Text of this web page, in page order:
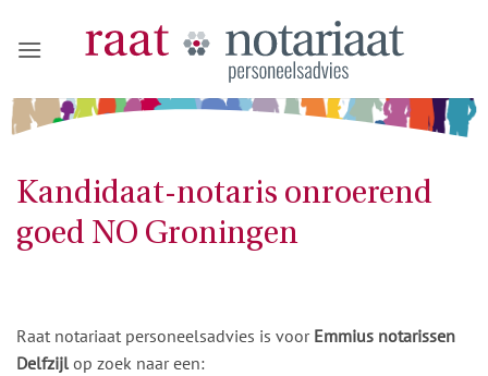
naar
Kandidaat-notaris onroerend
goed NO Groningen
Raat notariaat personeelsadvies is voor Emmius notarissen
Delfzijl op zoek naar een: